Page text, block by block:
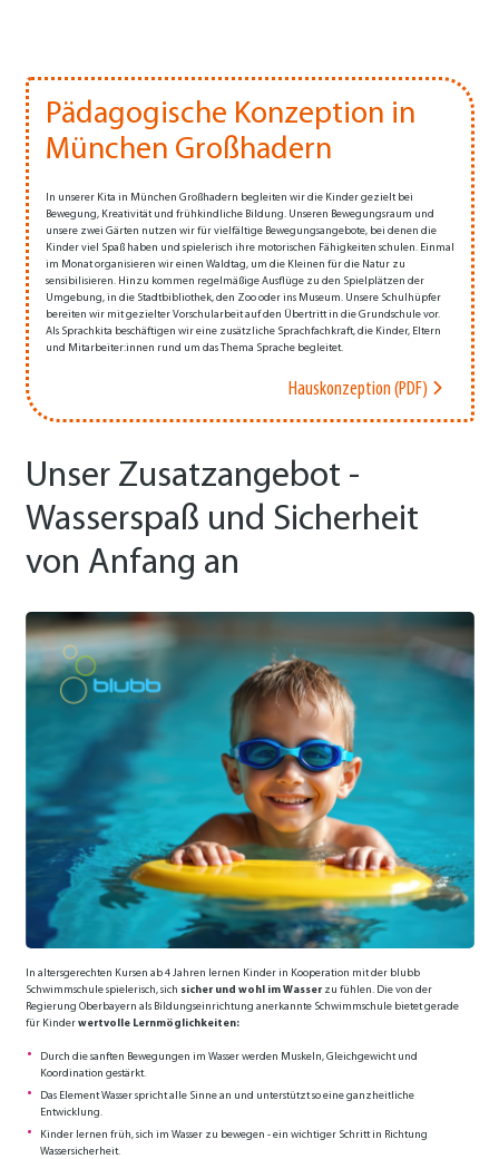
Pädagogische Konzeption in
München Großhadern
In unserer Kita in München Großhadern begleiten wir die Kinder gezielt bei
Bewegung, Kreativität und frühkindliche Bildung. Unseren Bewegungsraum und
unsere zwei Gärten nutzen wir für vielfältige Bewegungsangebote, bei denen die
Kinder viel Spaß haben und spielerisch ihre motorischen Fähigkeiten schulen. Einmal
im Monat organisieren wir einen Waldtag, um die Kleinen für die Natur zu
sensibilisieren. Hinzu kommen regelmäßige Ausflüge zu den Spielplätzen der
Umgebung, in die Stadtbibliothek, den Zoo oder ins Museum. Unsere Schulhüpfer
bereiten wir mit gezielter Vorschularbeit auf den Übertritt in die Grundschule vor.
Als Sprachkita beschäftigen wir eine zusätzliche Sprachfachkraft, die Kinder, Eltern
und Mitarbeiter:innen rund um das Thema Sprache begleitet.
Hauskonzeption (PDF)
Unser Zusatzangebot -
Wasserspaß und Sicherheit
von Anfang an
In altersgerechten Kursen ab 4 Jahren lernen Kinder in Kooperation mit der blubb
Schwimmschule spielerisch, sich sicher und wohl im Wasserzu fühlen. Die von der
Regierung Oberbayern als Bildungseinrichtung anerkannte Schwimmschule bietet gerade
für Kinderwertvolle Lernmöglichkeiten:
Durch die sanften Bewegungen im Wasser werden Muskeln, Gleichgewicht und
Koordination gestärkt.
Das Element Wasser spricht alle Sinne an und unterstützt so eine ganzheitliche
Entwicklung.
Kinder lernen früh, sich im Wasser zu bewegen - ein wichtiger Schritt in Richtung
Wassersicherheit.